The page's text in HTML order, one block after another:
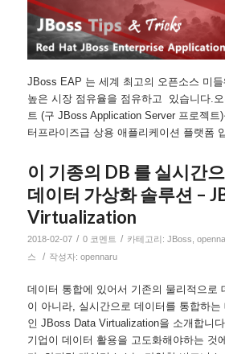
JBoss EAP 는 세계 최고의 오픈소스 미
높은 시장 점유율을 점유하고 있습니다.
트 (구 JBoss Application Server 프로젝트
터프라이즈급 상용 애플리케이션 플랫폼
이 기종의 DB 를 실시간
데이터 가상화 솔루션 –
Virtualization
2018-02-07 / 0 코멘트 / 카테고리: JBoss
스
/ 작성자: opennaru
데이터 통합에 있어서 기존의 물리적으로
이 아니라, 실시간으로 데이터를 통합하는
인 JBoss Data Virtualization을 소개합니다.
기업이 데이터 활용을 고도화해야하는 것